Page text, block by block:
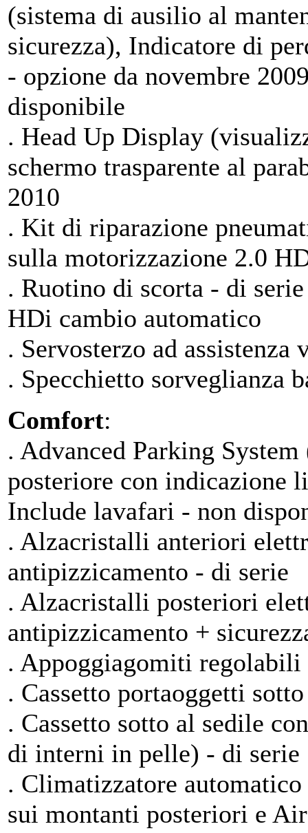
(sistema di ausilio al
sicurezza), Indicatore di
- opzione da novembre
disponibile
. Head Up Display
schermo trasparente al
2010
. Kit di riparazione
sulla motorizzazione 2.0
. Ruotino di scorta - di
HDi cambio automatico
. Servosterzo ad
. Specchietto sorveglianza
Comfort:
. Advanced Parking
posteriore con indicazione
Include lavafari - non
. Alzacristalli anteriori
antipizzicamento - di serie
. Alzacristalli posteriori
antipizzicamento +
. Appoggiagomiti
. Cassetto portaoggetti
. Cassetto sotto al sedile
di interni in pelle) - di serie
. Climatizzatore
sui montanti posteriori e